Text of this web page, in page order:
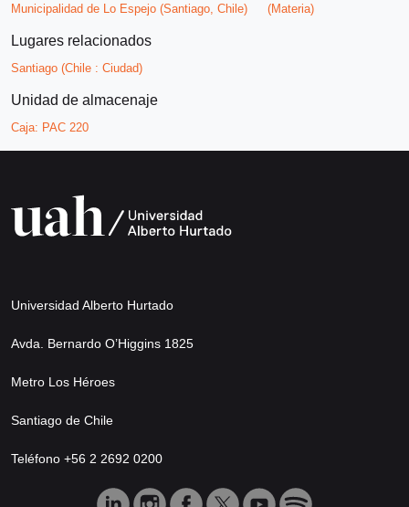
Municipalidad de Lo Espejo (Santiago, Chile)
(Materia)
Lugares relacionados
Santiago (Chile : Ciudad)
Unidad de almacenaje
Caja: PAC 220
Universidad Alberto Hurtado
Avda. Bernardo O’Higgins 1825
Metro Los Héroes
Santiago de Chile
Teléfono +56 2 2692 0200